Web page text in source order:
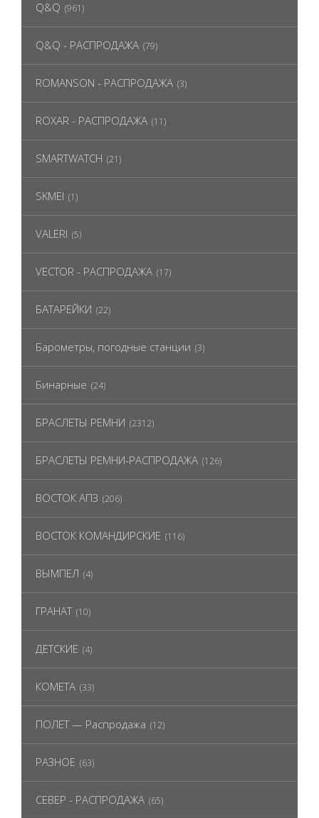
Q&Q (961)
Q&Q - РАСПРОДАЖА (79)
ROMANSON - РАСПРОДАЖА (3)
ROXAR - РАСПРОДАЖА (11)
SMARTWATCH (21)
SKMEI (1)
VALERI (5)
VECTOR - РАСПРОДАЖА (17)
БАТАРЕЙКИ (22)
Барометры, погодные станции (3)
Бинарные (24)
БРАСЛЕТЫ РЕМНИ (2312)
БРАСЛЕТЫ РЕМНИ-РАСПРОДАЖА (126)
ВОСТОК АПЗ (206)
ВОСТОК КОМАНДИРСКИЕ (116)
ВЫМПЕЛ (4)
ГРАНАТ (10)
ДЕТСКИЕ (4)
КОМЕТА (33)
ПОЛЕТ — Распродажа (12)
РАЗНОЕ (63)
СЕВЕР - РАСПРОДАЖА (65)